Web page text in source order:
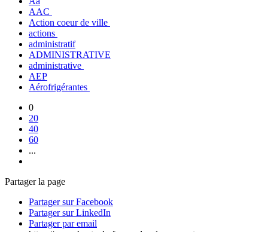
AAC
Action coeur de ville
actions
administratif
ADMINISTRATIVE
administrative
AEP
Aérofrigérantes
0
20
40
60
...
Partager la page
Partager sur Facebook
Partager sur LinkedIn
Partager par email